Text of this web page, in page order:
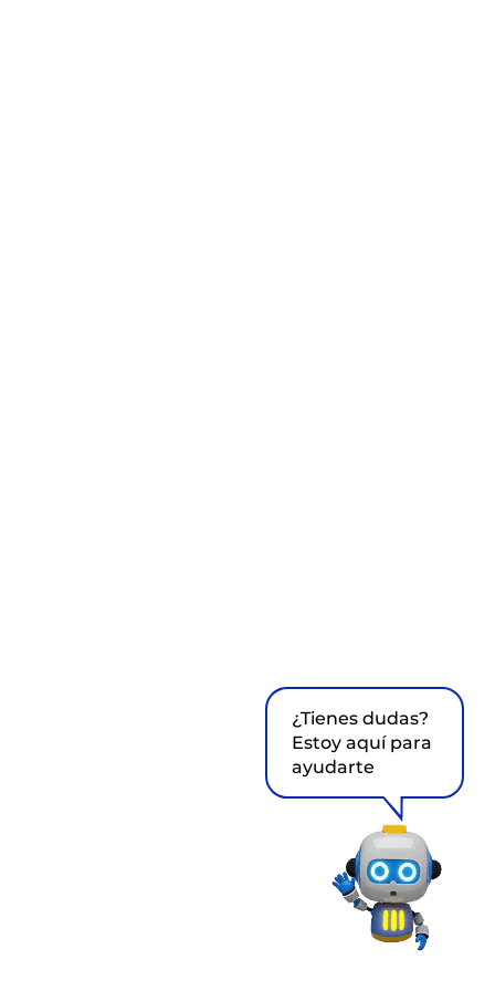
¿Tienes dudas?
Estoy aquí para
ayudarte